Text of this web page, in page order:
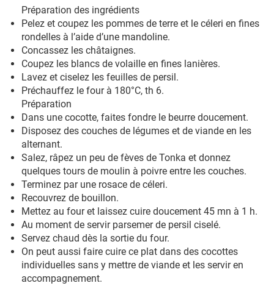
Préparation des ingrédients
Pelez et coupez les pommes de terre et le céleri en fines
rondelles à l’aide d’une mandoline.
Concassez les châtaignes.
Coupez les blancs de volaille en fines lanières.
Lavez et ciselez les feuilles de persil.
Préchauffez le four à 180°C, th 6.
Préparation
Dans une cocotte, faites fondre le beurre doucement.
Disposez des couches de légumes et de viande en les
alternant.
Salez, râpez un peu de fèves de Tonka et donnez
quelques tours de moulin à poivre entre les couches.
Terminez par une rosace de céleri.
Recouvrez de bouillon.
Mettez au four et laissez cuire doucement 45 mn à 1 h.
Au moment de servir parsemer de persil ciselé.
Servez chaud dès la sortie du four.
On peut aussi faire cuire ce plat dans des cocottes
individuelles sans y mettre de viande et les servir en
accompagnement.